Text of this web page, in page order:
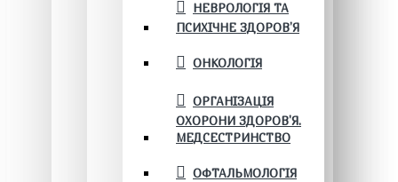
НЕВРОЛОГІЯ ТА
ПСИХІЧНЕ ЗДОРОВ’Я
ОНКОЛОГІЯ
ОРГАНІЗАЦІЯ
ОХОРОНИ ЗДОРОВ'Я.
МЕДСЕСТРИНСТВО
ОФТАЛЬМОЛОГІЯ